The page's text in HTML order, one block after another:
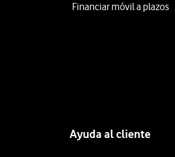
Financiar móvil a plazos
Ayuda al cliente